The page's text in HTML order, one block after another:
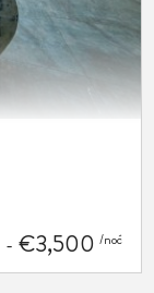
- €3,500 /noć